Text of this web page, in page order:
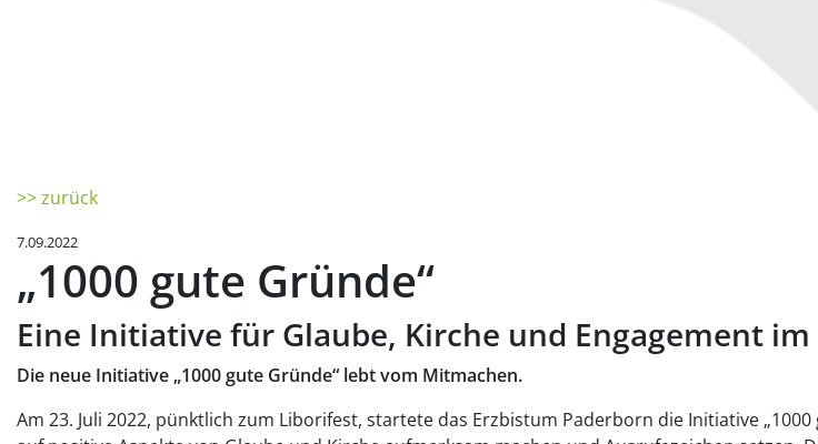
>> zurück
7.09.2022
„1000 gute Gründe“
Eine Initiative für Glaube, Kirche und Engagement
Die neue Initiative „1000 gute Gründe“ lebt vom Mitmachen.
Am 23. Juli 2022, pünktlich zum Liborifest, startete das Erzbistum Paderborn die Initiative